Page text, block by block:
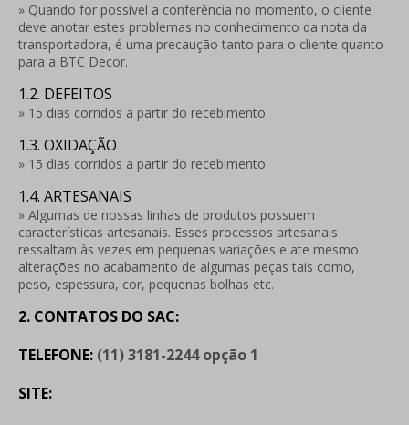
» Quando for possível a conferência no momento, o cliente
deve anotar estes problemas no conhecimento da nota da
transportadora, é uma precaução tanto para o cliente quanto
para a BTC Decor.
1.2. DEFEITOS
» 15 dias corridos a partir do recebimento
1.3. OXIDAÇÃO
» 15 dias corridos a partir do recebimento
1.4. ARTESANAIS
» Algumas de nossas linhas de produtos possuem
características artesanais. Esses processos artesanais
ressaltam às vezes em pequenas variações e ate mesmo
alterações no acabamento de algumas peças tais como,
peso, espessura, cor, pequenas bolhas etc.
2. CONTATOS DO SAC:
TELEFONE: (11) 3181-2244 opção 1
SITE: